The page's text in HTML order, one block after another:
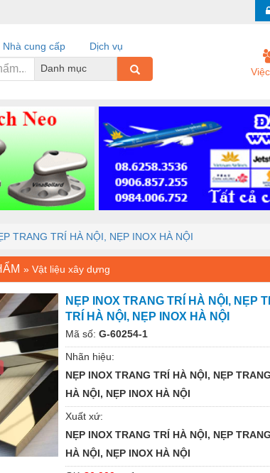
Nhà cung cấp
Dịch vụ
Danh mục
TRANG TRÍ HÀ NỘI, NẸP INOX HÀ NỘI
» Vật liệu xây dựng
NẸP INOX TRANG TRÍ HÀ NỘI, NẸP
TRÍ HÀ NỘI, NẸP INOX HÀ NỘI
Mã số: G-60254-1
Nhãn hiệu:
NẸP INOX TRANG TRÍ HÀ NỘI, NẸP
HÀ NỘI, NẸP INOX HÀ NỘI
Xuất xứ:
NẸP INOX TRANG TRÍ HÀ NỘI, NẸP
HÀ NỘI, NẸP INOX HÀ NỘI